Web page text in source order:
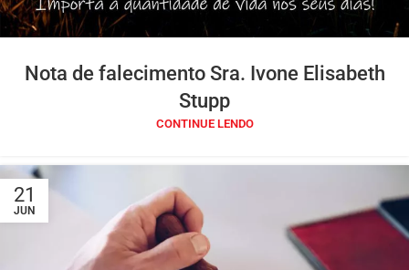
Nota de falecimento Sra. Ivone Elisabeth
Stupp
CONTINUE LENDO
21
JUN